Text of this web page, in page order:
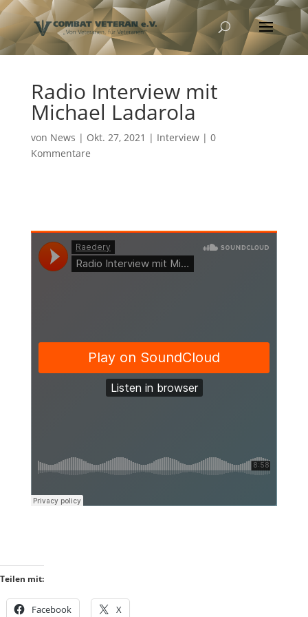
Radio Interview mit
Michael Ladarola
von News | Okt. 27, 2021 | Interview| 0
Kommentare
Teilen mit:
Facebook X